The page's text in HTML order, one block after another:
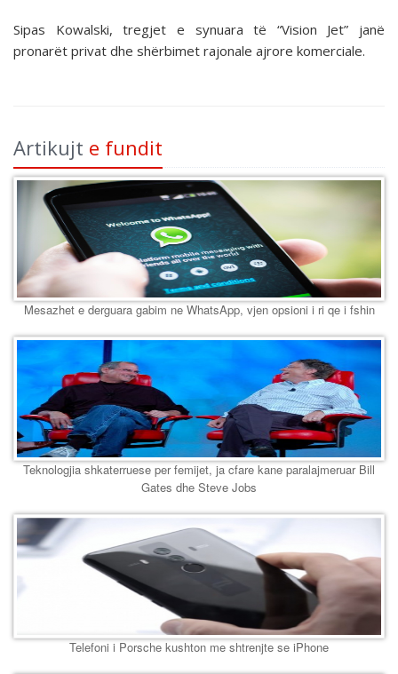
Sipas Kowalski, tregjet e synuara të “Vision Jet” janë
pronarët privat dhe shërbimet rajonale ajrore komerciale.
Artikujt e fundit
Mesazhet e derguara gabim ne WhatsApp, vjen opsioni i ri qe i fshin
Teknologjia shkaterruese per femijet, ja cfare kane paralajmeruar Bill
Gates dhe Steve Jobs
Telefoni i Porsche kushton me shtrenjte se iPhone